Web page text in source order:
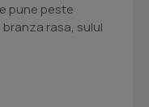
pune peste
rasa, sulul